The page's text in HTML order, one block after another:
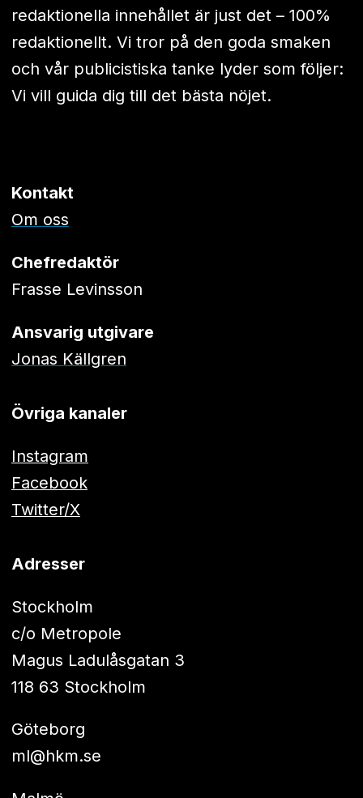
redaktionella innehållet är just det – 100%
redaktionellt. Vi tror på den goda smaken
och vår publicistiska tanke lyder som följer:
Vi vill guida dig till det bästa nöjet.
Kontakt
Om oss
Chefredaktör
Frasse Levinsson
Ansvarig utgivare
Jonas Källgren
Övriga kanaler
Instagram
Facebook
Twitter/X
Adresser
Stockholm
c/o Metropole
Magus Ladulåsgatan 3
118 63 Stockholm
Göteborg
ml@hkm.se